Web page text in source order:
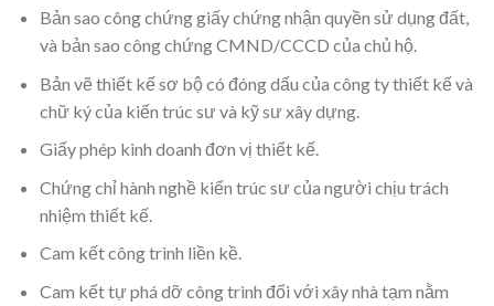
Bản sao công chứng giấy chứng nhận quyền sử dụng đất,
và bản sao công chứng CMND/CCCD của chủ hộ.
Bản vẽ thiết kế sơ bộ có đóng dấu của công ty thiết kế và
chữ ký của kiến trúc sư và kỹ sư xây dựng.
Giấy phép kinh doanh đơn vị thiết kế.
Chứng chỉ hành nghề kiến trúc sư của người chịu trách
nhiệm thiết kế.
Cam kết công trình liền kề.
Cam kết tự phá dỡ công trình đối với xây nhà tạm nằm